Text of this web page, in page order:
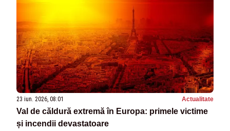
23 iun. 2026, 08:01 Actualitate
Val de căldură extremă în Europa: primele victime
și incendii devastatoare